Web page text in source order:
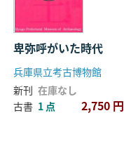
卑弥呼がいた時代
兵庫県立考古博物館
新刊 在庫なし
古書 1 点 2,750 円